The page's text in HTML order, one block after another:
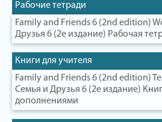
Рабочие тетради
Family and Friends 6 (2nd edition)
Друзья 6 (2е издание) Рабочая
Книги для учителя
Family and Friends 6 (2nd edition)
Семья и Друзья 6 (2е издание)
дополнениями